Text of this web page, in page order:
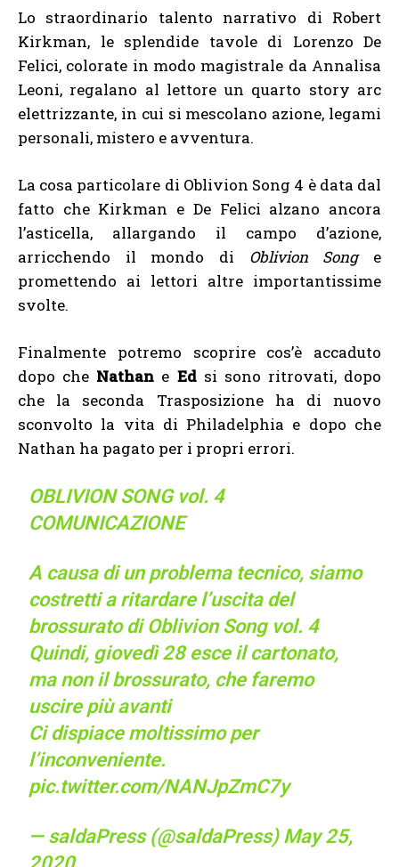
Lo straordinario talento narrativo di Robert
Kirkman, le splendide tavole di Lorenzo De
Felici, colorate in modo magistrale da Annalisa
Leoni, regalano al lettore un quarto story arc
elettrizzante, in cui si mescolano azione, legami
personali, mistero e avventura.
La cosa particolare di Oblivion Song 4 è data dal
fatto che Kirkman e De Felici alzano ancora
l’asticella, allargando il campo d’azione,
arricchendo il mondo di Oblivion Songe
promettendo ai lettori altre importantissime
svolte.
Finalmente potremo scoprire cos’è accaduto
dopo che Nathan e Edsi sono ritrovati, dopo
che la seconda Trasposizione ha di nuovo
sconvolto la vita di Philadelphia e dopo che
Nathan ha pagato per i propri errori.
OBLIVION SONG vol. 4
COMUNICAZIONE
A causa di un problema tecnico, siamo
costretti a ritardare l’uscita del
brossurato di Oblivion Song vol. 4
Quindi, giovedì 28 esce il cartonato,
ma non il brossurato, che faremo
uscire più avanti
Ci dispiace moltissimo per
l’inconveniente.
pic.twitter.com/NANJpZmC7y
— saldaPress (@saldaPress) May 25,